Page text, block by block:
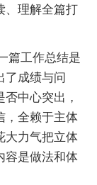
、理解全篇打
篇工作总结是
了成绩与问
中心突出，
，全赖于主体
大力气把立体
容是做法和体